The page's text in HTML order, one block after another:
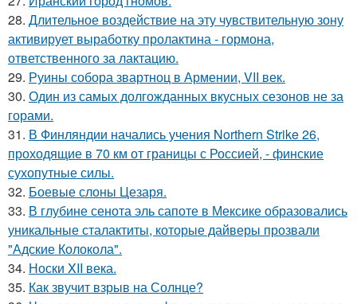
28. Длительное воздействие на эту чувствительную зону
активирует выработку пролактина - гормона,
ответственного за лактацию.
29. Руины собора звартноц в Армении, VII век.
30. Один из самых долгожданных вкусных сезонов не за
горами.
31. В Финляндии начались учения Northern Strike 26,
проходящие в 70 км от границы с Россией, - финские
сухопутные силы.
32. Боевые слоны Цезаря.
33. В глубине сенота эль сапоте в Мексике образовались
уникальные сталактиты, которые дайверы прозвали
"Адские Колокола".
34. Носки XII века.
35. Как звучит взрыв на Солнце?